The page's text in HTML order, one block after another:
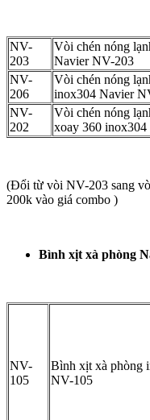
NV-
203
Vòi chén nóng
Navier NV-203
NV-
206
Vòi chén nóng
inox304 Navier
NV-
202
Vòi chén nóng
xoay 360
(Đổi từ vòi NV-203 sang
200k vào giá combo )
Bình xịt xà phòng
NV-
105
Bình xịt xà phòng
NV-105